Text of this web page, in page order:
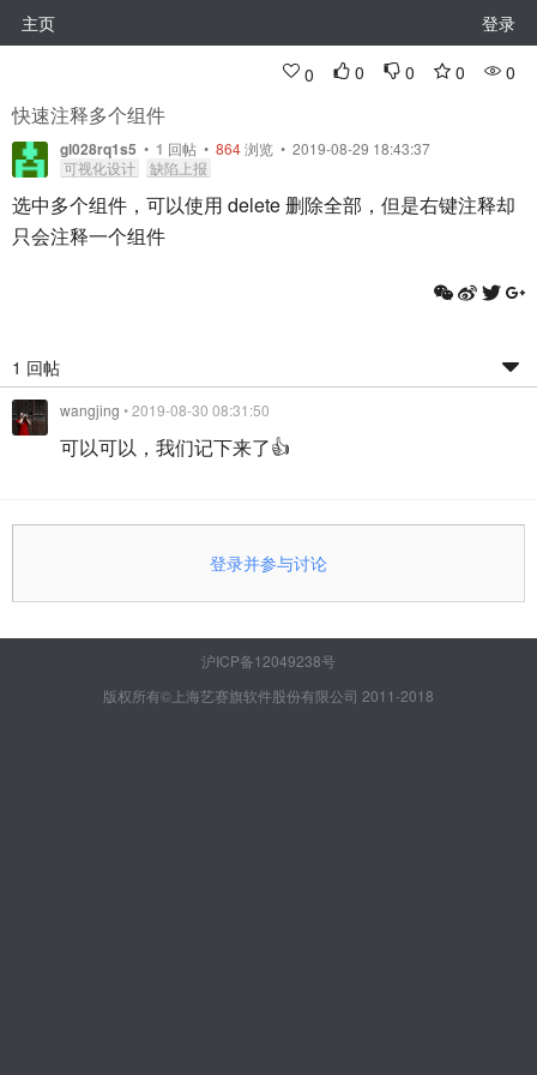
主页 登录
0 0 0 0 0
快速注释多个组件
gl028rq1s5 • 1 回帖 • 864浏览 • 2019-08-29 18:43:37
可视化设计
缺陷上报
选中多个组件，可以使用 delete 删除全部，但是右键注释却
只会注释一个组件
1 回帖
wangjing • 2019-08-30 08:31:50
可以可以，我们记下来了👍
登录并参与讨论
沪ICP备12049238号
版权所有©上海艺赛旗软件股份有限公司 2011-2018